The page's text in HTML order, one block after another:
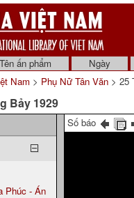
Tên ấn phẩm
Ngày
Nam > Phụ Nữ Tân Văn > 25
Bảy 1929
Phúc - Án
Số báo